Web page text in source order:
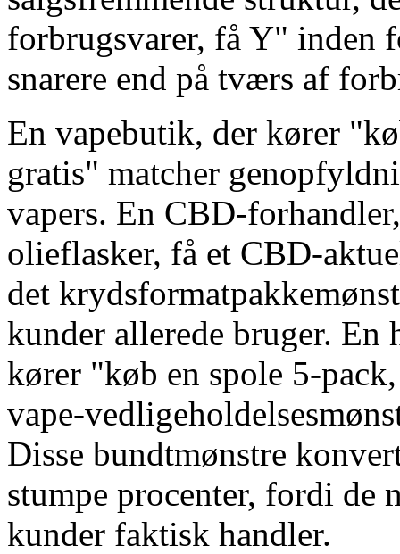
forbrugsvarer, få Y" inden
snarere end på tværs af
En vapebutik, der kører
gratis" matcher
vapers. En CBD-
olieflasker, få et CBD-
det
kunder allerede bruger. En
kører "køb en spole 5-
vape-
Disse bundtmønstre
stumpe procenter, fordi de
kunder faktisk handler.